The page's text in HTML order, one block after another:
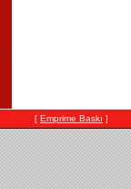
[ Emprime Baskı ]